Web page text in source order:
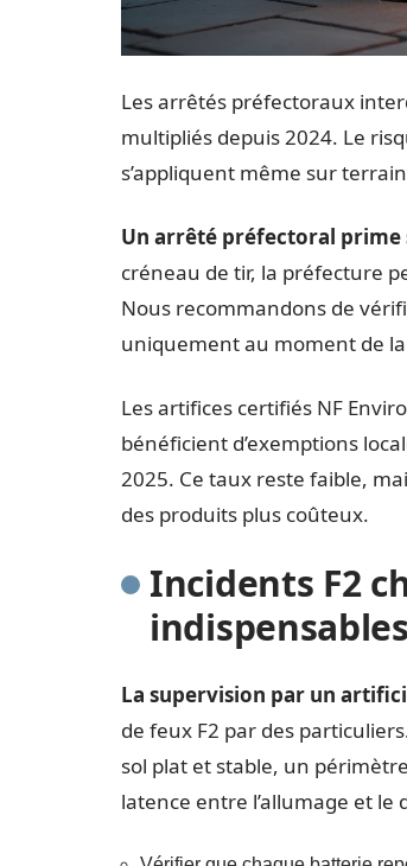
Les arrêtés préfectoraux
multipliés depuis 2024. Le
s’appliquent même sur
Un arrêté préfectoral
créneau de tir, la préfecture
Nous recommandons de
uniquement au moment de
Les artifices certifiés NF
bénéficient d’exemptions
2025. Ce taux reste faible,
des produits plus coûteux.
Incidents F2
indispensables
La supervision par un
de feux F2 par des
sol plat et stable, un
latence entre l’allumage et le